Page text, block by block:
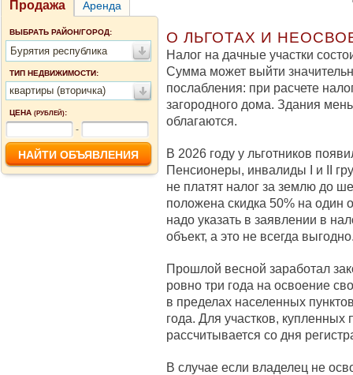
Продажа Аренда
ВЫБРАТЬ РАЙОН/ГОРОД:
Бурятия республика
ТИП НЕДВИЖИМОСТИ:
квартиры (вторичка)
ЦЕНА (РУБЛЕЙ):
-
О ЛЬГОТАХ И
Налог на дачные участки
Сумма может выйти
послабления: при расчете
загородного дома. Здания
облагаются.
В 2026 году у льготников
Пенсионеры, инвалиды I и II
не платят налог за землю до
положена скидка 50% на один
надо указать в заявлении в
объект, а это не всегда
Прошлой весной заработал
ровно три года на освоение
в пределах населенных
года. Для участков, купленных
рассчитывается со дня
В случае если владелец не